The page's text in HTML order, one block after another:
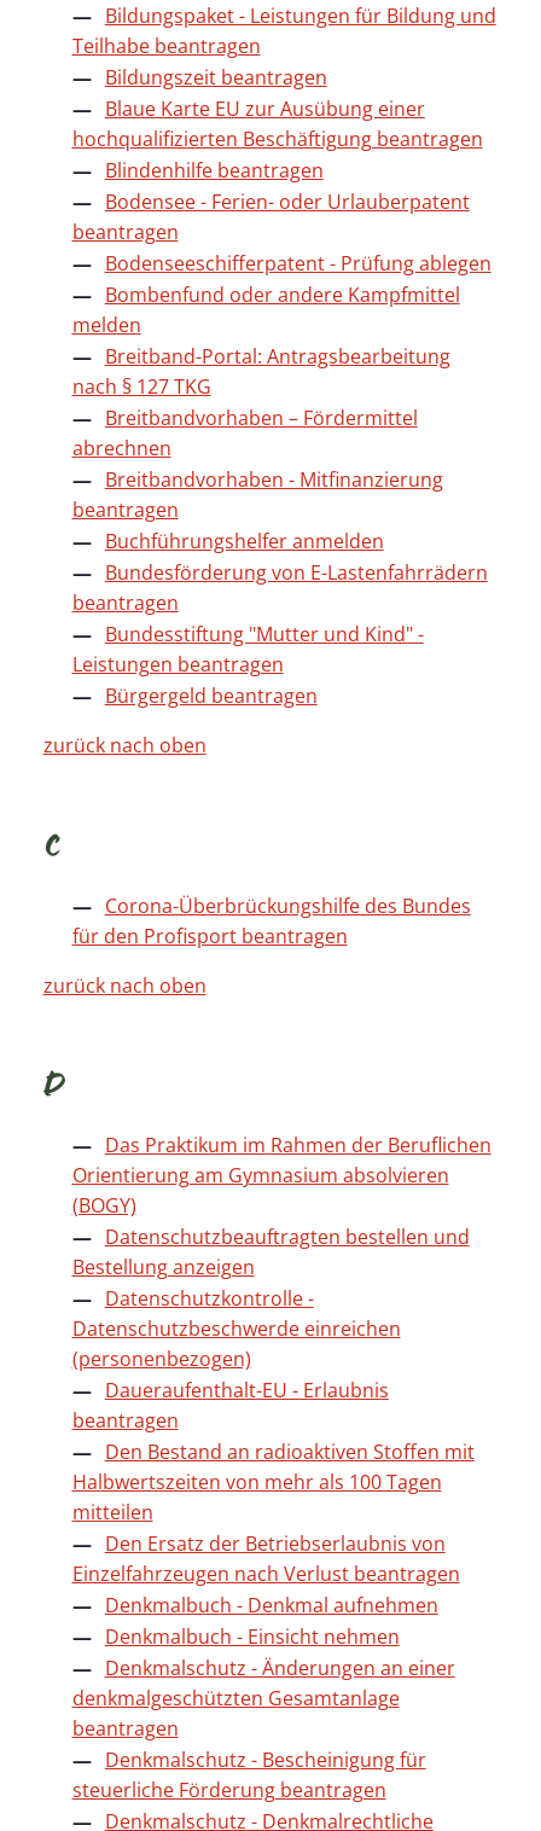
Bildungspaket - Leistungen für Bildung und
Teilhabe beantragen
Bildungszeit beantragen
Blaue Karte EU zur Ausübung einer
hochqualifizierten Beschäftigung beantragen
Blindenhilfe beantragen
Bodensee - Ferien- oder Urlauberpatent
beantragen
Bodenseeschifferpatent - Prüfung ablegen
Bombenfund oder andere Kampfmittel
melden
Breitband-Portal: Antragsbearbeitung
nach § 127 TKG
Breitbandvorhaben – Fördermittel
abrechnen
Breitbandvorhaben - Mitfinanzierung
beantragen
Buchführungshelfer anmelden
Bundesförderung von E-Lastenfahrrädern
beantragen
Bundesstiftung "Mutter und Kind" -
Leistungen beantragen
Bürgergeld beantragen
zurück nach oben
C
Corona-Überbrückungshilfe des Bundes
für den Profisport beantragen
zurück nach oben
D
Das Praktikum im Rahmen der Beruflichen
Orientierung am Gymnasium absolvieren
(BOGY)
Datenschutzbeauftragten bestellen und
Bestellung anzeigen
Datenschutzkontrolle -
Datenschutzbeschwerde einreichen
(personenbezogen)
Daueraufenthalt-EU - Erlaubnis
beantragen
Den Bestand an radioaktiven Stoffen mit
Halbwertszeiten von mehr als 100 Tagen
mitteilen
Den Ersatz der Betriebserlaubnis von
Einzelfahrzeugen nach Verlust beantragen
Denkmalbuch - Denkmal aufnehmen
Denkmalbuch - Einsicht nehmen
Denkmalschutz - Änderungen an einer
denkmalgeschützten Gesamtanlage
beantragen
Denkmalschutz - Bescheinigung für
steuerliche Förderung beantragen
Denkmalschutz - Denkmalrechtliche